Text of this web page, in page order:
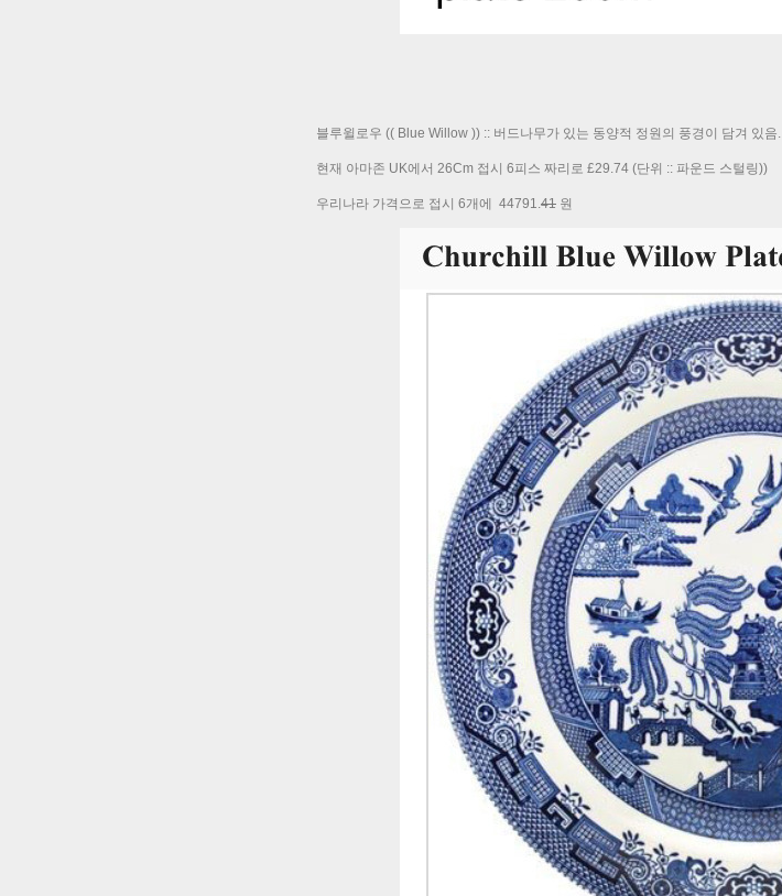
블루윌로우 (( Blue Willow )) :: 버드나무가 있는 동양적 정원의 풍경이 담겨 있음.
현재 아마존 UK에서 26Cm 접시 6피스 짜리로 £29.74 (단위 :: 파운드 스털링))
우리나라 가격으로 접시 6개에 44791.41 원